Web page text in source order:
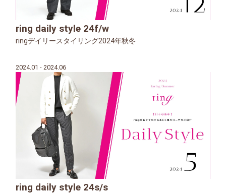
ring daily style 24f/w
ringデイリースタイリング2024年秋冬
2024.01 - 2024.06
ring daily style 24s/s